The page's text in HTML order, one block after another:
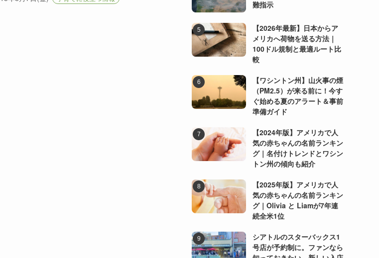
難指示
【2026年最新】日本からア
メリカへ荷物を送る方法｜
100ドル規制と最適ルート比
較
【ワシントン州】山火事の煙
（PM2.5）が来る前に！今す
ぐ始める夏のアラート＆事前
準備ガイド
【2024年版】アメリカで人
気の赤ちゃんの名前ランキン
グ｜名付けトレンドとワシン
トン州の傾向も紹介
【2025年版】アメリカで人
気の赤ちゃんの名前ランキン
グ｜Olivia と Liamが7年連
続全米1位
シアトルのスターバックス1
号店が予約制に。ファンなら